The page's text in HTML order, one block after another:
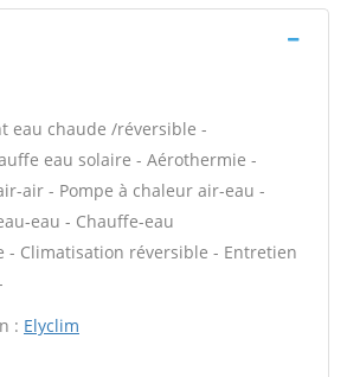
eau chaude /réversible -
eau solaire - Aérothermie -
air - Pompe à chaleur air-eau -
eau - Chauffe-eau
- Climatisation réversible - Entretien
: Elyclim